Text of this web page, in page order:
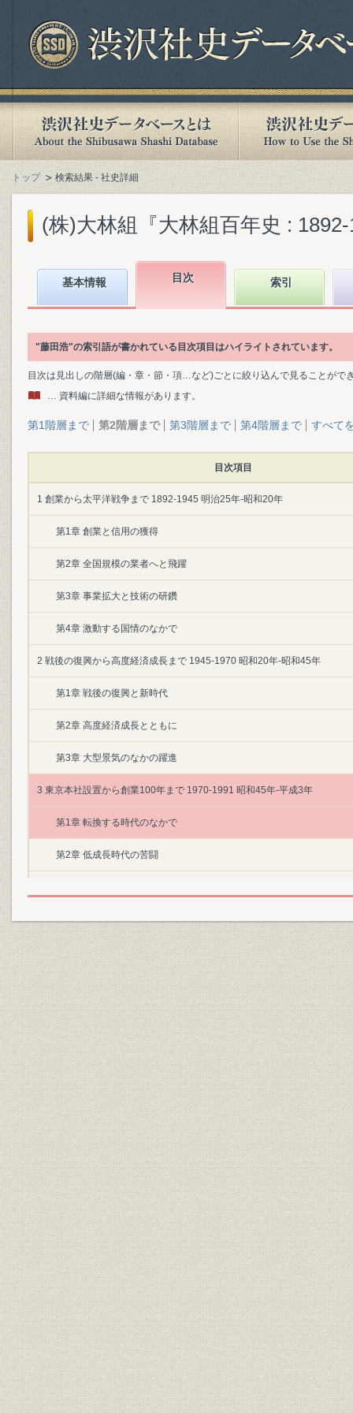
トップ 検索結果 - 社史詳細
(株)大林組『大林組百年史 :
基本情報 目次 索引
"藤田浩"の索引語が書かれている目次項目はハイライトされています。
目次は見出しの階層(編・章・節・項…など)ごとに絞り込んで見ることがで
… 資料編に詳細な情報があります。
第1階層まで 第2階層まで 第3階層まで 第4階層まで すべて
目次項目
1 創業から太平洋戦争まで 1892-1945 明治25年-昭和20年
第1章 創業と信用の獲得
第2章 全国規模の業者へと飛躍
第3章 事業拡大と技術の研鑽
第4章 激動する国情のなかで
2 戦後の復興から高度経済成長まで 1945-1970 昭和20年-昭和45年
第1章 戦後の復興と新時代
第2章 高度経済成長とともに
第3章 大型景気のなかの躍進
3 東京本社設置から創業100年まで 1970-1991 昭和45年-平成3年
第1章 転換する時代のなかで
第2章 低成長時代の苦闘
第4章 再び建設業冬の時代へ
第5章 内需拡大と進む国際化
第6章 創業第2世紀に向かって
索引